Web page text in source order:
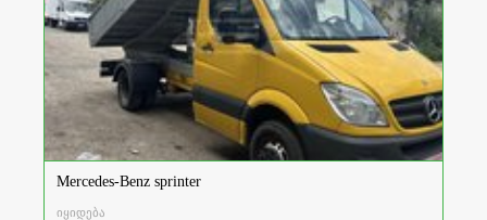
Mercedes-Benz sprinter
იყიდება